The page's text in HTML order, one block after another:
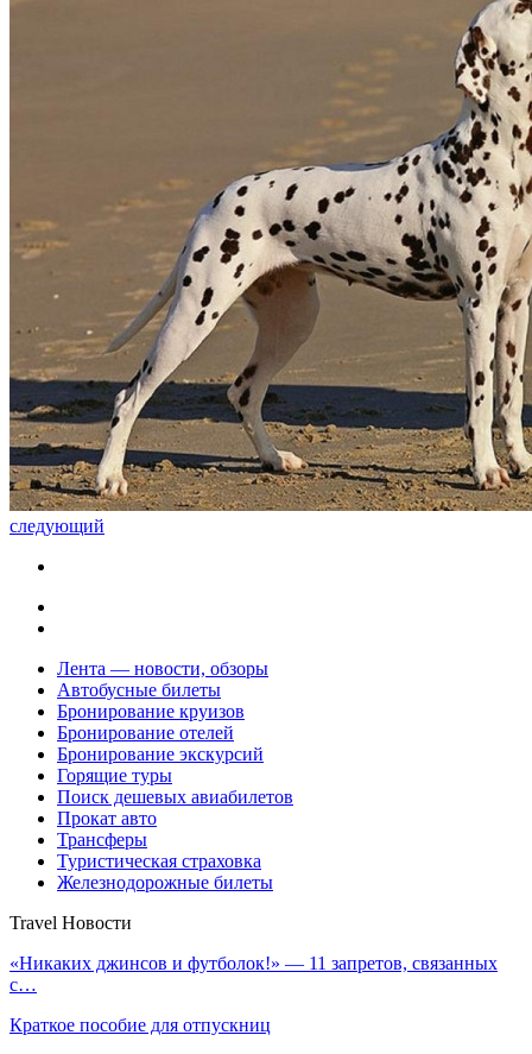
следующий
Лента — новости, обзоры
Автобусные билеты
Бронирование круизов
Бронирование отелей
Бронирование экскурсий
Горящие туры
Поиск дешевых авиабилетов
Прокат авто
Трансферы
Туристическая страховка
Железнодорожные билеты
Travel Новости
«Никаких джинсов и футболок!» — 11 запретов, связанных
с…
Краткое пособие для отпускниц